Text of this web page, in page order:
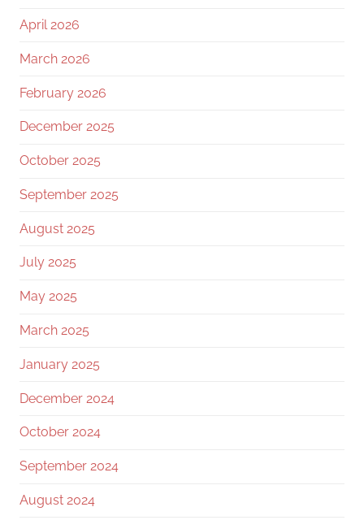
April 2026
March 2026
February 2026
December 2025
October 2025
September 2025
August 2025
July 2025
May 2025
March 2025
January 2025
December 2024
October 2024
September 2024
August 2024